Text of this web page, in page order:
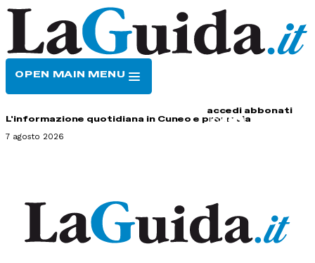
OPEN MAIN MENU
accedi abbonati
L'informazione quotidiana in Cuneo e provincia
7 agosto 2026